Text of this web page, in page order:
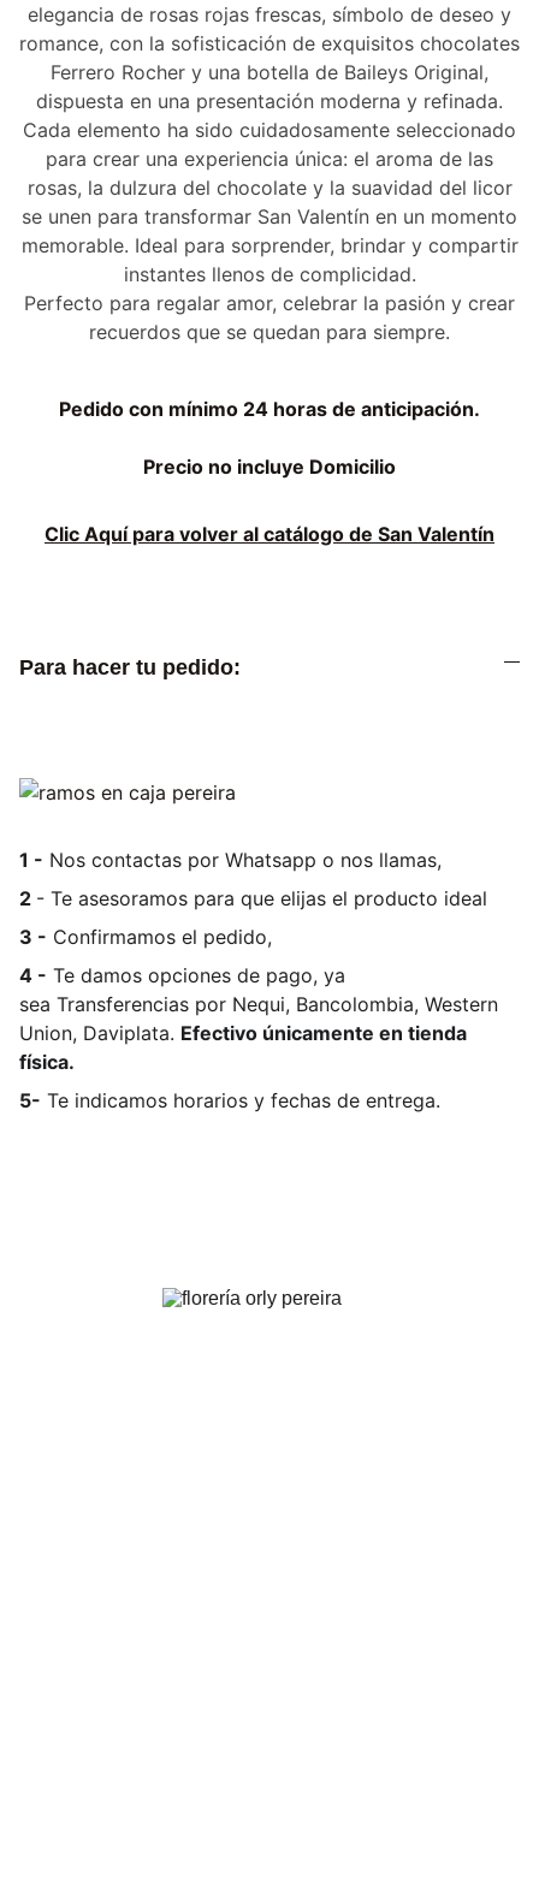
elegancia de rosas rojas frescas, símbolo de deseo y
romance, con la sofisticación de exquisitos chocolates
Ferrero Rocher y una botella de Baileys Original,
dispuesta en una presentación moderna y refinada.
Cada elemento ha sido cuidadosamente seleccionado
para crear una experiencia única: el aroma de las
rosas, la dulzura del chocolate y la suavidad del licor
se unen para transformar San Valentín en un momento
memorable. Ideal para sorprender, brindar y compartir
instantes llenos de complicidad.
Perfecto para regalar amor, celebrar la pasión y crear
recuerdos que se quedan para siempre.
Pedido con mínimo 24 horas de anticipación.
Precio no incluye Domicilio
Clic Aquí para volver al catálogo de San Valentín
Para hacer tu pedido:
1 - Nos contactas por Whatsapp o nos llamas,
2 - Te asesoramos para que elijas el producto ideal
3 - Confirmamos el pedido,
4 - Te damos opciones de pago, ya
sea Transferencias por Nequi, Bancolombia, Western
Union, Daviplata. Efectivo únicamente en tienda
física.
5- Te indicamos horarios y fechas de entrega.